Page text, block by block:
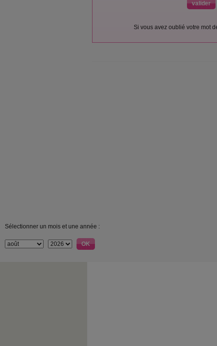
Si vous avez oublié votre mot
Sélectionner un mois et une année :